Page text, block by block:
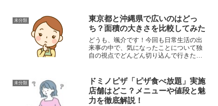
その原産地や製法、独自の風味とクリー
ミーな味わいから、世界中...
未分類
東京都と沖縄県で広いのはどっ
ち？面積の大きさを比較してみた
どうも、颯介です！今回も日常生活の出
来事の中で、気になったことについて独
自の視点でどんどん切り込んで行きたい
東京都と沖縄県でどちらが面積が広いか
についてです。あるテレビ...
未分類
ドミノピザ「ピザ食べ放題」実施
店舗はどこ？メニューや値段と魅
力を徹底解説！